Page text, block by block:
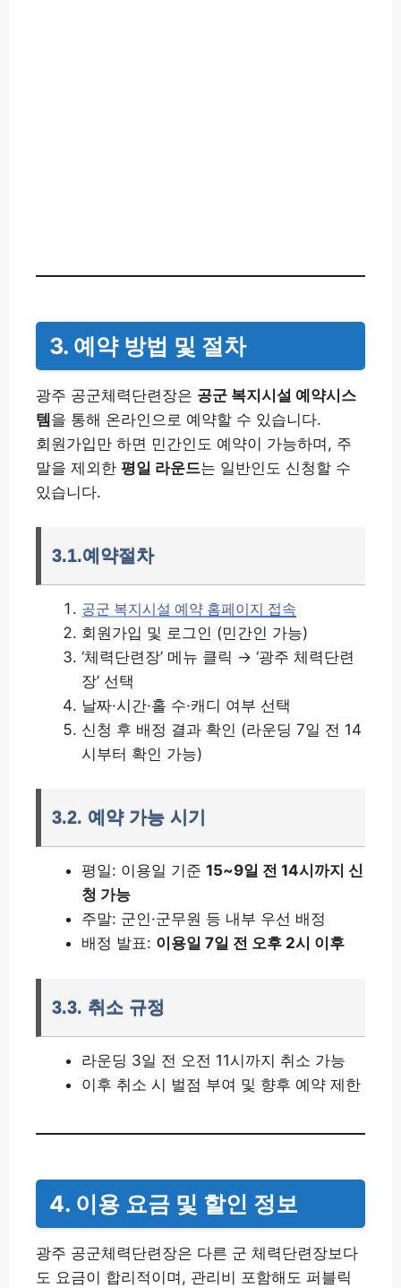
3. 예약 방법 및 절차
광주 공군체력단련장은 공군 복지시설 예약시스
템을 통해 온라인으로 예약할 수 있습니다.
회원가입만 하면 민간인도 예약이 가능하며, 주
말을 제외한 평일 라운드는 일반인도 신청할 수
있습니다.
3.1.예약절차
공군 복지시설 예약 홈페이지 접속
회원가입 및 로그인 (민간인 가능)
‘체력단련장’ 메뉴 클릭 → ‘광주 체력단련
장’ 선택
날짜·시간·홀 수·캐디 여부 선택
신청 후 배정 결과 확인 (라운딩 7일 전 14
시부터 확인 가능)
3.2. 예약 가능 시기
평일: 이용일 기준 15~9일 전 14시까지 신
청 가능
주말: 군인·군무원 등 내부 우선 배정
배정 발표: 이용일 7일 전 오후 2시 이후
3.3. 취소 규정
라운딩 3일 전 오전 11시까지 취소 가능
이후 취소 시 벌점 부여 및 향후 예약 제한
4. 이용 요금 및 할인 정보
광주 공군체력단련장은 다른 군 체력단련장보다
도 요금이 합리적이며, 관리비 포함해도 퍼블릭